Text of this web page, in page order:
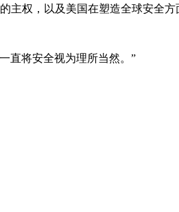
主权，以及美国在塑造全球安全
直将安全视为理所当然。”